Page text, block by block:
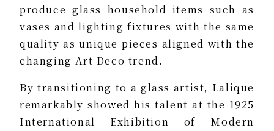
produce glass household items such as
vases and lighting fixtures with the same
quality as unique pieces aligned with the
changing Art Deco trend.
By transitioning to a glass artist, Lalique
remarkably showed his talent at the 1925
International Exhibition of Modern